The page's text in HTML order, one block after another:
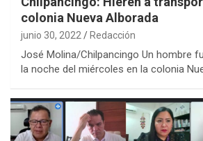
colonia Nueva Alborada
junio 30, 2022 Redacción
José Molina/Chilpancingo Un hombre
la noche del miércoles en la colonia